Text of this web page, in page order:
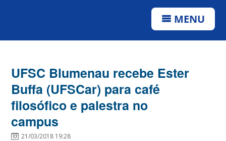
MENU
UFSC Blumenau recebe Ester
Buffa (UFSCar) para café
filosófico e palestra no
campus
21/03/2018 19:28